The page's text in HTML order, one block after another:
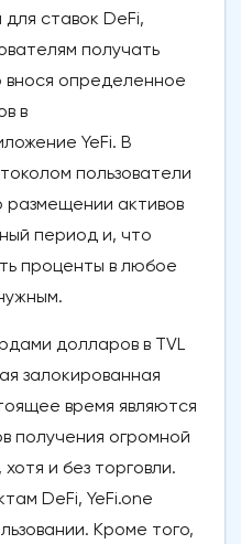
ставок DeFi,
получать
внося определенное
в
YeFi. В
пользователи
размещении активов
период и, что
проценты в любое
долларов в TVL
залокированная
время являются
получения огромной
и без торговли.
DeFi, YeFi.one
Кроме того,